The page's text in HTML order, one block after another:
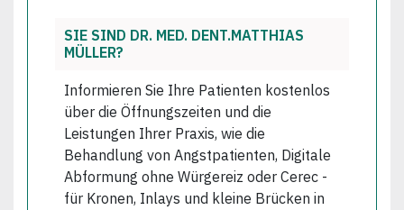
SIE SIND DR. MED. DENT.MATTHIAS
MÜLLER?
Informieren Sie Ihre Patienten kostenlos
über die Öffnungszeiten und die
Leistungen Ihrer Praxis, wie die
Behandlung von Angstpatienten, Digitale
Abformung ohne Würgereiz oder Cerec -
für Kronen, Inlays und kleine Brücken in